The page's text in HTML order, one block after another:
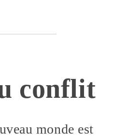
conflit
monde est